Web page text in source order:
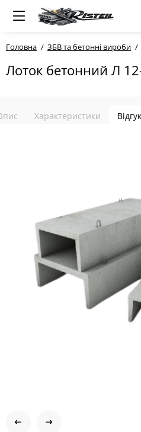
Головна ЗБВ та бетонні вироби
Лоток бетонний Л
Характеристики